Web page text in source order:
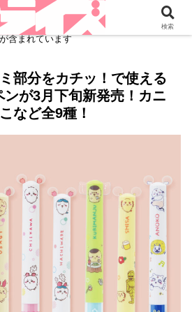
含まれています
部分をカチッ！で使える
が3月下旬新発売！カニ
など全9種！
検索